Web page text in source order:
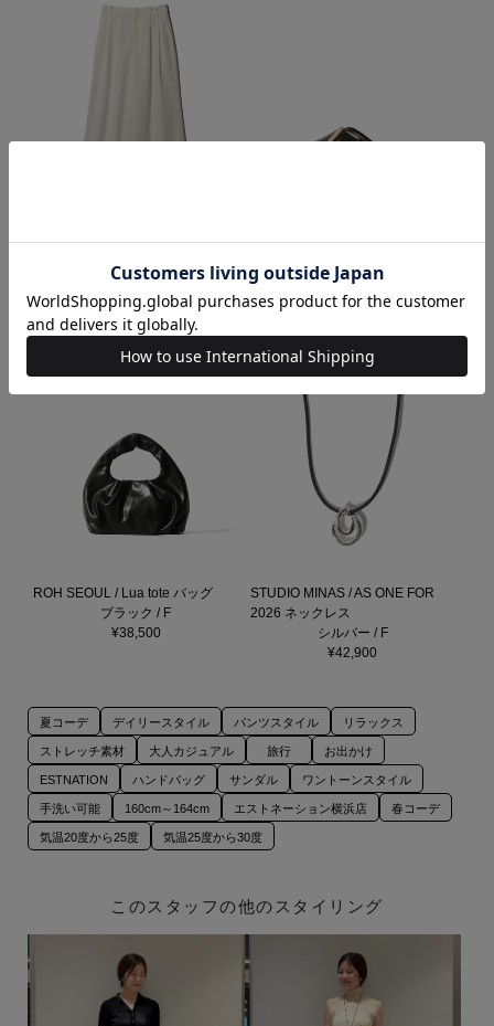
ESTNATION / バックゴムツータッ
¥17,160
TOD'S / レザーサンダル
ブラック / 37.0
¥119,900
ROH SEOUL / Lua tote バッグ
ブラック / F
¥38,500
STUDIO MINAS / AS ONE FOR
2026 ネックレス
シルバー / F
¥42,900
夏コーデ デイリースタイル パンツスタイル リラックス
ストレッチ素材 大人カジュアル 旅行 お出かけ
ESTNATION ハンドバッグ サンダル ワントーンスタイル
手洗い可能 160cm～164cm エストネーション横浜店 春コーデ
気温20度から25度 気温25度から30度
このスタッフの他のスタイリング